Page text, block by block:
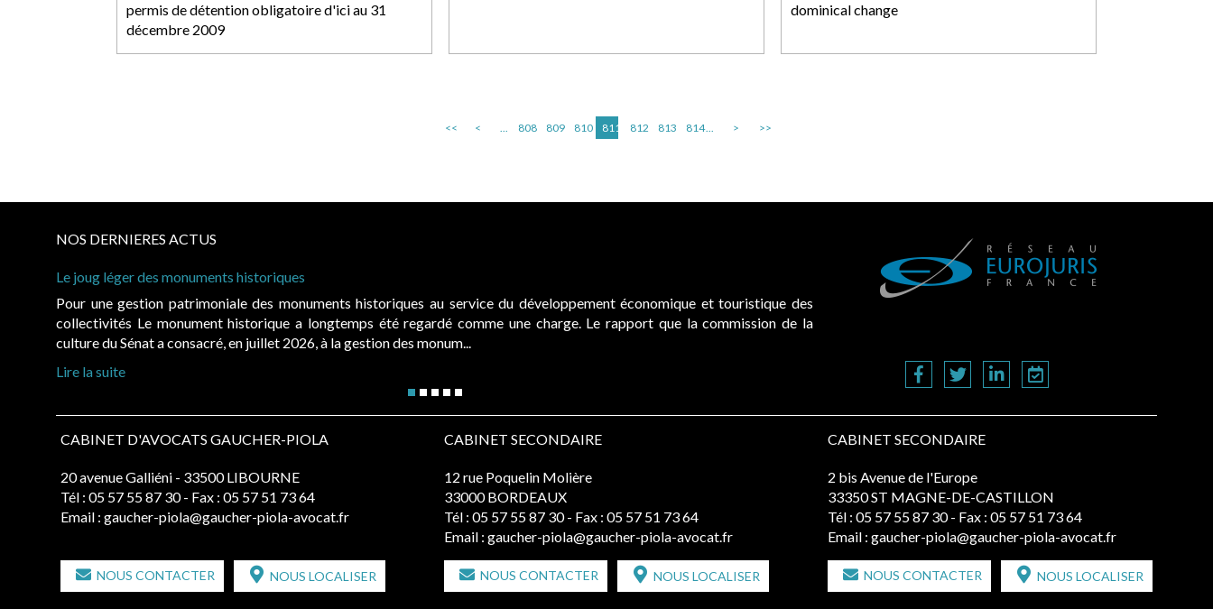
permis de détention obligatoire d'ici au 31
décembre 2009
dominical change
<< < ... 808 809 810 811 812 813 814... > >>
NOS DERNIERES ACTUS
Le joug léger des monuments historiques
Pour une gestion patrimoniale des monuments historiques au service du développement économique et touristique des
collectivités Le monument historique a longtemps été regardé comme une charge. Le rapport que la commission de la
culture du Sénat a consacré, en juillet 2026, à la gestion des monum...
Lire la suite
CABINET D'AVOCATS GAUCHER-PIOLA
20 avenue Galliéni - 33500 LIBOURNE
Tél : 05 57 55 87 30 - Fax : 05 57 51 73 64
Email : gaucher-piola@gaucher-piola-avocat.fr
NOUS CONTACTER NOUS LOCALISER
CABINET SECONDAIRE
12 rue Poquelin Molière
33000 BORDEAUX
Tél : 05 57 55 87 30 - Fax : 05 57 51 73 64
Email : gaucher-piola@gaucher-piola-avocat.fr
NOUS CONTACTER NOUS LOCALISER
CABINET SECONDAIRE
2 bis Avenue de l'Europe
33350 ST MAGNE-DE-CASTILLON
Tél : 05 57 55 87 30 - Fax : 05 57 51 73 64
Email : gaucher-piola@gaucher-piola-avocat.fr
NOUS CONTACTER NOUS LOCALISER